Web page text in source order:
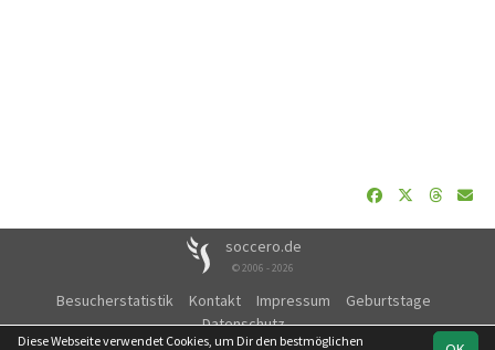
soccero.de
© 2006 - 2026
Besucherstatistik Kontakt Impressum
Geburtstage
Datenschutz
Diese Webseite verwendet Cookies, um Dir den bestmöglichen